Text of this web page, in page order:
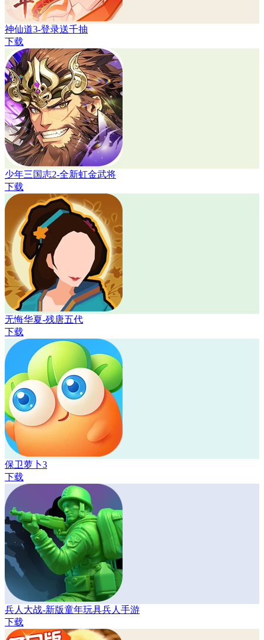
神仙道3-登录送千抽
下载
少年三国志2-全新虹金武将
下载
无悔华夏-残唐五代
下载
保卫萝卜3
下载
兵人大战-新版童年玩具兵人手游
下载